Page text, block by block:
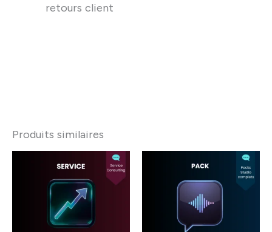
retours client
Produits similaires